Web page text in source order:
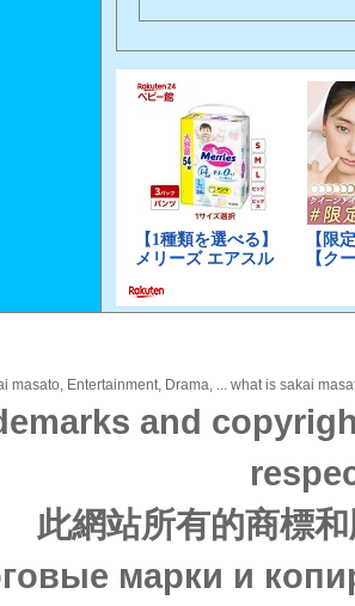
masato, Entertainment, Drama, ... what is sakai
and
此網站所有的商標
марки и